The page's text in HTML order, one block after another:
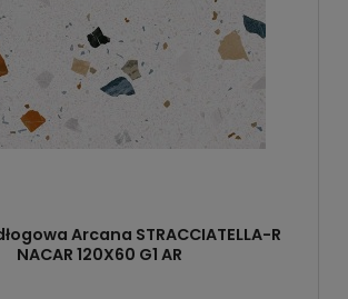
Arcana STRACCIATELLA-R
NACAR 120X60 G1 AR